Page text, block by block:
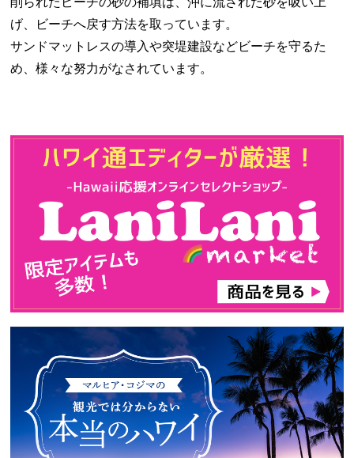
げ、ビーチへ戻す方法を取っています。
サンドマットレスの導入や突堤建設などビーチを守るた
め、様々な努力がなされています。